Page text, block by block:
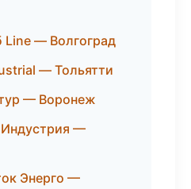
— Волгоград
— Тольятти
— Воронеж
—
Энерго —